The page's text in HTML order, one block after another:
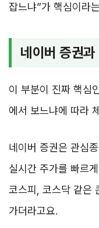
잡느냐”가 핵심이라
네이버 증권
이 부분이 진짜 핵심
에서 보느냐에 따라
네이버 증권은 관심
실시간 주가를 빠르
코스피, 코스닥 같은
가더라고요.